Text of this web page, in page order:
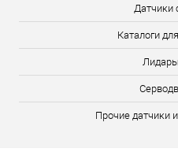
Датчики
Каталоги
Прочие датчики